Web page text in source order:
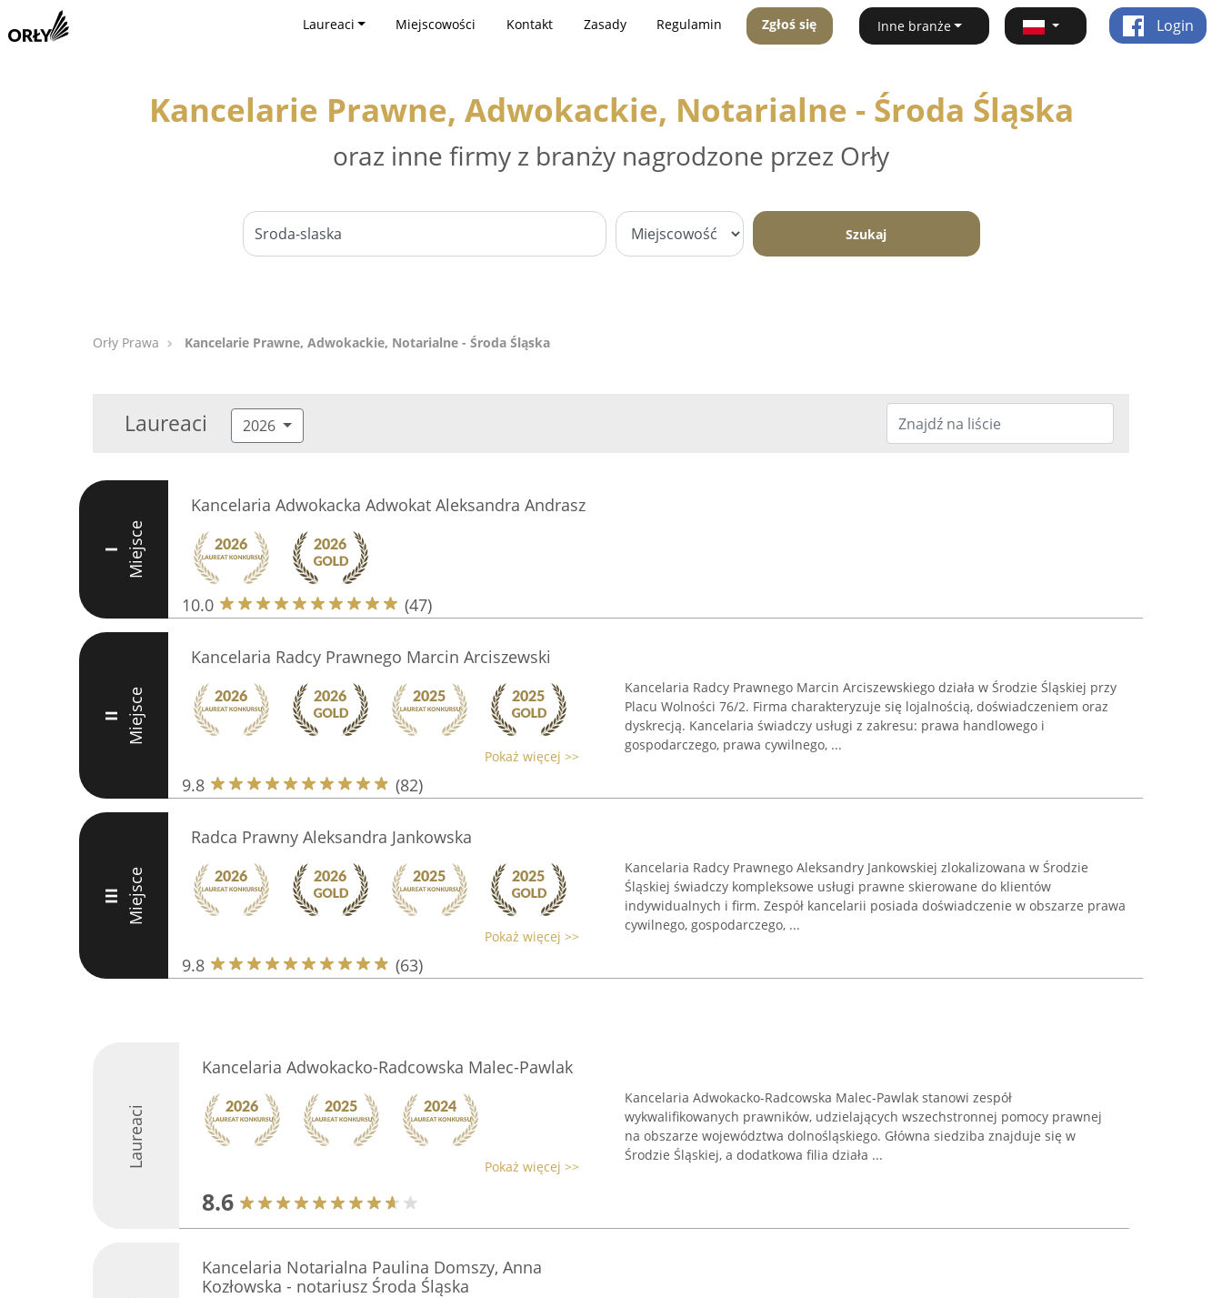
Laureaci Miejscowości Kontakt Zasady Regulamin Zgłoś się Inne branże Login
Kancelarie Prawne, Adwokackie, Notarialne - Środa Śląska
oraz inne firmy z branży nagrodzone przez Orły
Szukaj
Orły Prawa Kancelarie Prawne, Adwokackie, Notarialne - Środa Śląska
Laureaci 2026
I Miejsce
Kancelaria Adwokacka Adwokat Aleksandra Andrasz
10.0 (47)
II Miejsce
Kancelaria Radcy Prawnego Marcin Arciszewski
Pokaż więcej >>
9.8 (82)
Kancelaria Radcy Prawnego Marcin Arciszewskiego działa w Środzie Śląskiej przy
Placu Wolności 76/2. Firma charakteryzuje się lojalnością, doświadczeniem oraz
dyskrecją. Kancelaria świadczy usługi z zakresu: prawa handlowego i
gospodarczego, prawa cywilnego, ...
III Miejsce
Radca Prawny Aleksandra Jankowska
Pokaż więcej >>
9.8 (63)
Kancelaria Radcy Prawnego Aleksandry Jankowskiej zlokalizowana w Środzie
Śląskiej świadczy kompleksowe usługi prawne skierowane do klientów
indywidualnych i firm. Zespół kancelarii posiada doświadczenie w obszarze prawa
cywilnego, gospodarczego, ...
Laureaci
Kancelaria Adwokacko-Radcowska Malec-Pawlak
Pokaż więcej >>
8.6
Kancelaria Adwokacko-Radcowska Malec-Pawlak stanowi zespół
wykwalifikowanych prawników, udzielających wszechstronnej pomocy prawnej
na obszarze województwa dolnośląskiego. Główna siedziba znajduje się w
Środzie Śląskiej, a dodatkowa filia działa ...
Kancelaria Notarialna Paulina Domszy, Anna
Kozłowska - notariusz Środa Śląska